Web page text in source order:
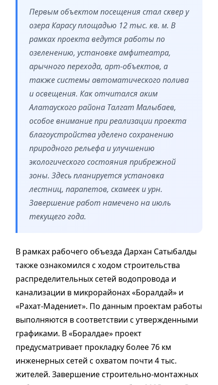
Первым объектом посещения стал сквер у
озера Карасу площадью 12 тыс. кв. м. В
рамках проекта ведутся работы по
озеленению, установке амфитеатра,
арычного перехода, арт-объектов, а
также системы автоматического полива
и освещения. Как отчитался аким
Алатауского района Талгат Малыбаев,
особое внимание при реализации проекта
благоустройства уделено сохранению
природного рельефа и улучшению
экологического состояния прибрежной
зоны. Здесь планируется установка
лестниц, парапетов, скамеек и урн.
Завершение работ намечено на июль
текущего года.
В рамках рабочего объезда Дархан Сатыбалды
также ознакомился с ходом строительства
распределительных сетей водопровода и
канализации в микрорайонах «Боралдай» и
«Рахат-Мадениет». По данным проектам работы
выполняются в соответствии с утвержденными
графиками. В «Боралдае» проект
предусматривает прокладку более 76 км
инженерных сетей с охватом почти 4 тыс.
жителей. Завершение строительно-монтажных